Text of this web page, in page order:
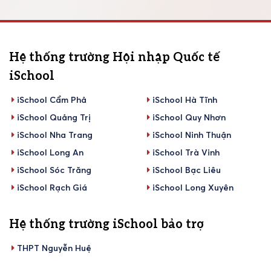
Hệ thống trường Hội nhập Quốc tế
iSchool
iSchool Cẩm Phả
iSchool Hà Tĩnh
iSchool Quảng Trị
iSchool Quy Nhơn
iSchool Nha Trang
iSchool Ninh Thuận
iSchool Long An
iSchool Trà Vinh
iSchool Sóc Trăng
iSchool Bạc Liêu
iSchool Rạch Giá
iSchool Long Xuyên
Hệ thống trường iSchool bảo trợ
THPT Nguyễn Huệ